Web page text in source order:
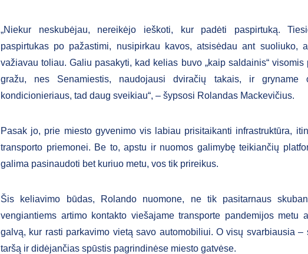
„Niekur neskubėjau, nereikėjo ieškoti, kur padėti paspirtuką.
paspirtukas po pažastimi, nusipirkau kavos, atsisėdau ant suoliuko,
važiavau toliau. Galiu pasakyti, kad kelias buvo „kaip saldainis“ visomis
gražu, nes Senamiestis, naudojausi dviračių takais, ir gryname
kondicionieriaus, tad daug sveikiau“, – šypsosi Rolandas Mackevičius.
Pasak jo, prie miesto gyvenimo vis labiau prisitaikanti infrastruktūra,
transporto priemonei. Be to, apstu ir nuomos galimybę teikiančių
galima pasinaudoti bet kuriuo metu, vos tik prireikus.
Šis keliavimo būdas, Rolando nuomone, ne tik pasitarnaus
vengiantiems artimo kontakto viešajame transporte pandemijos metu
galvą, kur rasti parkavimo vietą savo automobiliui. O visų svarbiausia –
taršą ir didėjančias spūstis pagrindinėse miesto gatvėse.